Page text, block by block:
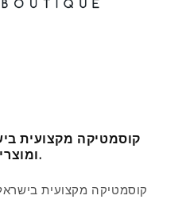
קוסמטיקה מקצועית
ומוצרי יופי.
קוסמטיקה מקצועית